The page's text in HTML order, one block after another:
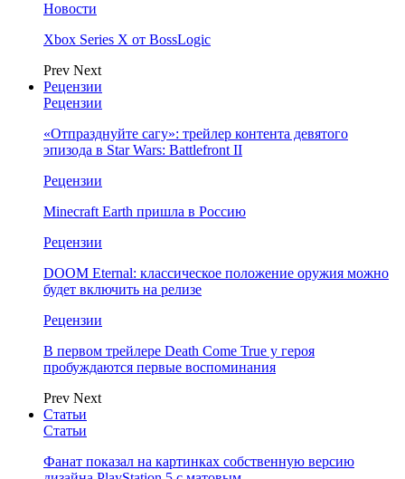
Новости
Xbox Series X от BossLogic
Prev Next
Рецензии
Рецензии
«Отпразднуйте сагу»: трейлер контента девятого
эпизода в Star Wars: Battlefront II
Рецензии
Minecraft Earth пришла в Россию
Рецензии
DOOM Eternal: классическое положение оружия можно
будет включить на релизе
Рецензии
В первом трейлере Death Come True у героя
пробуждаются первые воспоминания
Prev Next
Статьи
Статьи
Фанат показал на картинках собственную версию